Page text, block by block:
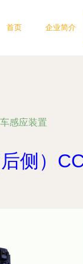
首页 企业简介
感应装置
侧）